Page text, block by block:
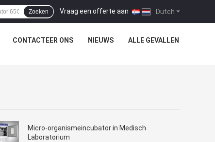
Dutch
Vraag een offerte aan |
Zoeken
CONTACTEER ONS NIEUWS ALLE GEVALLEN
Micro-organismeincubator in Medisch
Laboratorium